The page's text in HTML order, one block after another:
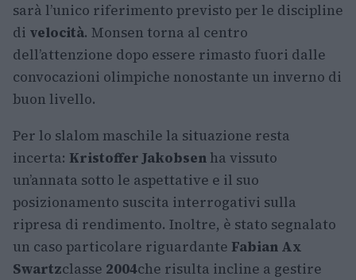
sarà l’unico riferimento previsto per le discipline
di velocità. Monsen torna al centro
dell’attenzione dopo essere rimasto fuori dalle
convocazioni olimpiche nonostante un inverno di
buon livello.
Per lo slalom maschile la situazione resta
incerta: Kristoffer Jakobsen ha vissuto
un’annata sotto le aspettative e il suo
posizionamento suscita interrogativi sulla
ripresa di rendimento. Inoltre, è stato segnalato
un caso particolare riguardante Fabian Ax
Swartzclasse 2004che risulta incline a gestire